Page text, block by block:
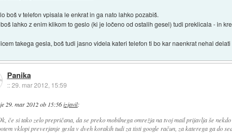
boš v telefon vpisala le enkrat in ga nato lahko pozabiš.
lahko z enim klikom to geslo (ki je ločeno od ostalih gesel) tudi preklicala - in
takega gesla, boš tudi jasno videla kateri telefon ti bo kar naenkrat nehal
Panika
::29. mar 2012, 15:59
29. mar 2012 ob 15:56 izjavil:
če si tako zelo prepričana, da se preko mobilnega omrežja na tvoj mail prijavlja še nekdo
vklopi preverjanje gesla v dveh korakih tudi za tisti google račun, za katerega ga do